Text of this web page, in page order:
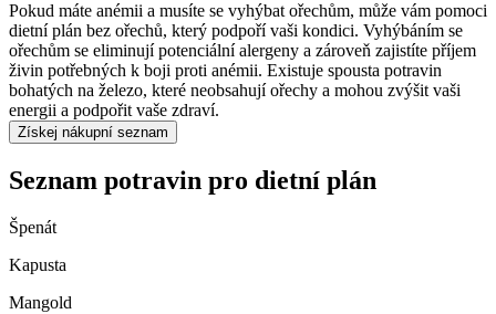
Pokud máte anémii a musíte se vyhýbat ořechům, může vám pomoci
dietní plán bez ořechů, který podpoří vaši kondici. Vyhýbáním se
ořechům se eliminují potenciální alergeny a zároveň zajistíte příjem
živin potřebných k boji proti anémii. Existuje spousta potravin
bohatých na železo, které neobsahují ořechy a mohou zvýšit vaši
energii a podpořit vaše zdraví.
Získej nákupní seznam
Seznam potravin pro dietní plán
Špenát
Kapusta
Mangold